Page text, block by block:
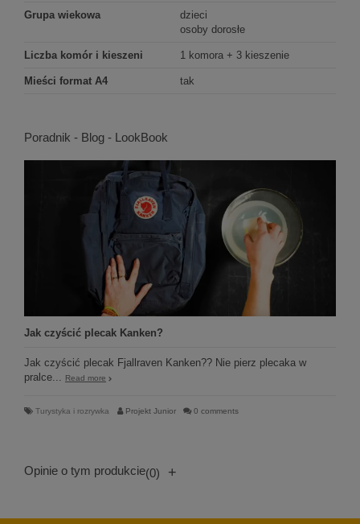
Grupa wiekowa
dzieci
osoby dorosłe
Liczba komór i kieszeni 1 komora + 3 kieszenie
Mieści format A4 tak
Poradnik - Blog - LookBook
Jak czyścić plecak Kanken?
Jak czyścić plecak Fjallraven Kanken?? Nie pierz plecaka w
pralce...
Read more
Turystyka i rozrywka Projekt Junior 0 comments
Opinie o tym produkcie(0) +